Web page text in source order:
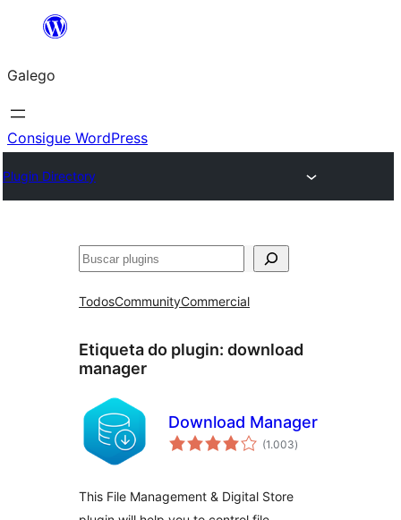
Saltar
contido
Galego
Consigue WordPress
Plugin Directory
Buscar
TodosCommunityCommercial
Etiqueta do plugin: download
manager
Download Manager
(1.003valoracións
totais
)
This File Management & Digital Store